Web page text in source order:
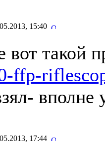
15:40
вот такой
ffp-
17:44